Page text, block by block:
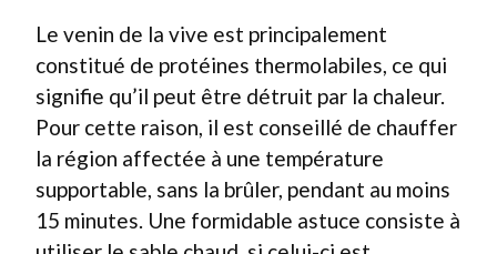
Le venin de la vive est principalement
constitué de protéines thermolabiles, ce qui
signifie qu’il peut être détruit par la chaleur.
Pour cette raison, il est conseillé de chauffer
la région affectée à une température
supportable, sans la brûler, pendant au moins
15 minutes. Une formidable astuce consiste à